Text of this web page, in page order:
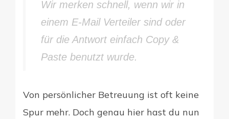
Wir merken schnell, wenn wir in
einem E-Mail Verteiler sind oder
für die Antwort einfach Copy &
Paste benutzt wurde.
Von persönlicher Betreuung ist oft keine
Spur mehr. Doch genau hier hast du nun